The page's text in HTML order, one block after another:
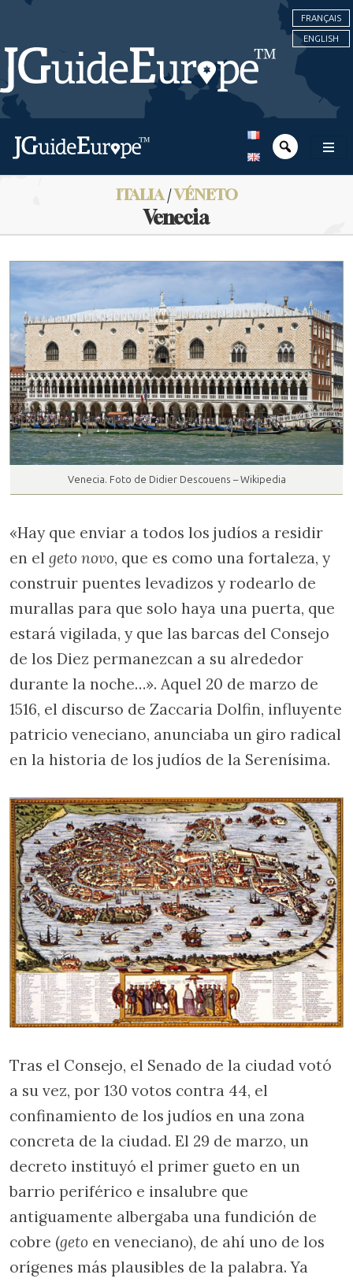
FRANÇAIS
ENGLISH
ITALIA/VÉNETO
Venecia
Venecia. Foto de Didier Descouens – Wikipedia
«Hay que enviar a todos los judíos a residir
en el geto novo, que es como una fortaleza, y
construir puentes levadizos y rodearlo de
murallas para que solo haya una puerta, que
estará vigilada, y que las barcas del Consejo
de los Diez permanezcan a su alrededor
durante la noche…». Aquel 20 de marzo de
1516, el discurso de Zaccaria Dolfin, influyente
patricio veneciano, anunciaba un giro radical
en la historia de los judíos de la Serenísima.
Tras el Consejo, el Senado de la ciudad votó
a su vez, por 130 votos contra 44, el
confinamiento de los judíos en una zona
concreta de la ciudad. El 29 de marzo, un
decreto instituyó el primer gueto en un
barrio periférico e insalubre que
antiguamente albergaba una fundición de
cobre (geto en veneciano), de ahí uno de los
orígenes más plausibles de la palabra. Ya